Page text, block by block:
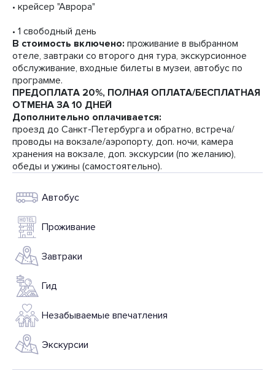
• крейсер "Аврора"
• 1 свободный день
В стоимость включено: проживание в выбранном
отеле, завтраки со второго дня тура, экскурсионное
обслуживание, входные билеты в музеи, автобус по
программе.
ПРЕДОПЛАТА 20%, ПОЛНАЯ ОПЛАТА/БЕСПЛАТНАЯ
ОТМЕНА ЗА 10 ДНЕЙ
Дополнительно оплачивается:
проезд до Санкт-Петербурга и обратно, встреча/
проводы на вокзале/аэропорту, доп. ночи, камера
хранения на вокзале, доп. экскурсии (по желанию),
обеды и ужины (самостоятельно).
Автобус
Проживание
Завтраки
Гид
Незабываемые впечатления
Экскурсии